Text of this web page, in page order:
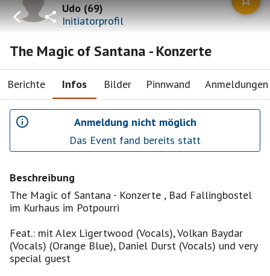
Udo(69)
Initiatorprofil
The Magic of Santana - Konzerte
Berichte Infos Bilder Pinnwand Anmeldungen
Anmeldung nicht möglich
Das Event fand bereits statt
Beschreibung
The Magic of Santana - Konzerte , Bad Fallingbostel
im Kurhaus im Potpourri
Feat.: mit Alex Ligertwood (Vocals), Volkan Baydar
(Vocals) (Orange Blue), Daniel Durst (Vocals) und very
special guest